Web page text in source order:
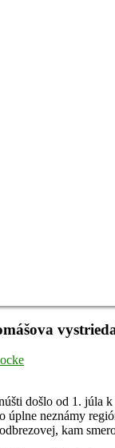
došlo od 1. júla k
úplne neznámy
kam